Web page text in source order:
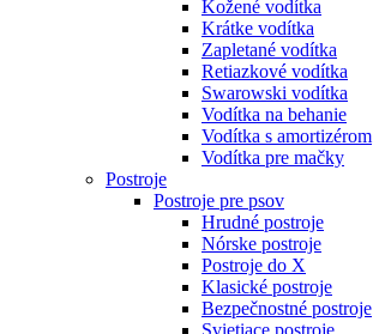
Kožené vodítka
Krátke vodítka
Zapletané vodítka
Retiazkové vodítka
Swarowski vodítka
Vodítka na behanie
Vodítka s amortizérom
Vodítka pre mačky
Postroje
Postroje pre psov
Hrudné postroje
Nórske postroje
Postroje do X
Klasické postroje
Bezpečnostné postroje
Svietiace postroje